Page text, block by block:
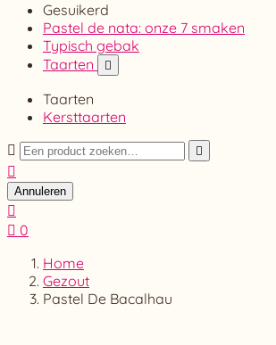
Gesuikerd
Pastel de nata: onze 7 smaken
Typisch gebak
Taarten

Taarten
Kersttaarten



Annuleren

 0
Home
Gezout
Pastel De Bacalhau